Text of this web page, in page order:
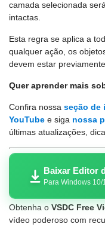
camada selecionada
intactas.
Esta regra se aplica a
qualquer ação, os
devem estar
Quer aprender mais
Confira nossa seção de
YouTube e siga nossa
últimas atualizações,
Baixar Editor
Para Windows 10/
Obtenha o VSDC Free
vídeo poderoso com